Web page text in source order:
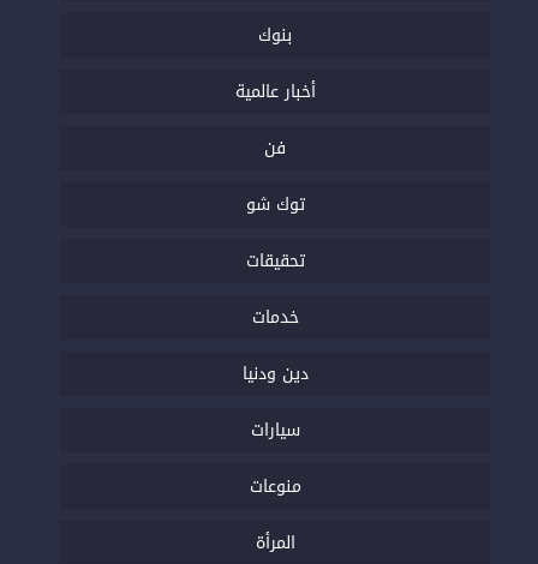
بنوك
أخبار عالمية
فن
توك شو
تحقيقات
خدمات
دين ودنيا
سيارات
منوعات
المرأة